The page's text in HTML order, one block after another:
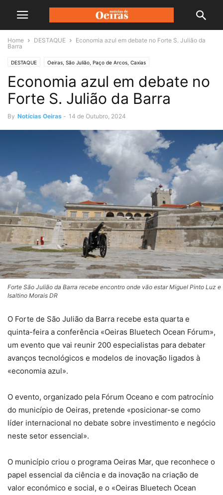
Home DESTAQUE
Economia azul em debate no Forte S. Julião da
Barra
DESTAQUE Oeiras, São Julião, Paço de Arcos, Caxias
Economia azul em debate no
Forte S. Julião da Barra
By Notícias Oeiras - 14 de Outubro, 2024
Forte São Julião da Barra recebe encontro onde vão estar Miguel Pinto Luz e
Isaltino Morais DR
O Forte de São Julião da Barra recebe esta quarta e
quinta-feira a conferência «Oeiras Bluetech Ocean Fórum»,
um evento que vai reunir 200 especialistas para debater
avanços tecnológicos e modelos de inovação ligados à
«economia azul».
O evento, organizado pela Fórum Oceano e com patrocínio
do município de Oeiras, pretende «posicionar-se como
líder internacional no debate sobre investimento e negócio
neste setor essencial».
O município criou o programa Oeiras Mar, que reconhece o
papel essencial da ciência e da inovação na criação de
valor económico e social, e o «Oeiras Bluetech Ocean